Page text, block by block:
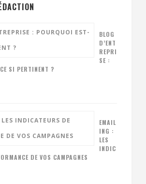
BLOG
D’ENT
REPRI
SE :
SI PERTINENT ?
EMAIL
ING :
LES
INDIC
DE VOS CAMPAGNES